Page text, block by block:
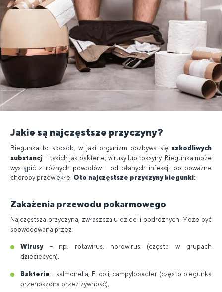
Jakie są najczęstsze przyczyny?
Biegunka to sposób, w jaki organizm pozbywa się szkodliwych
substancji - takich jak bakterie, wirusy lub toksyny. Biegunka może
wystąpić z różnych powodów - od błahych infekcji po poważne
choroby przewlekłe. Oto najczęstsze przyczyny biegunki:
Zakażenia przewodu pokarmowego
Najczęstsza przyczyna, zwłaszcza u dzieci i podróżnych. Może być
spowodowana przez:
Wirusy– np. rotawirus, norowirus (częste w grupach
dziecięcych),
Bakterie – salmonella, E. coli, campylobacter (często biegunka
przenoszona przez żywność),